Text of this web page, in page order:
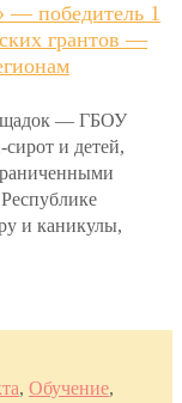
— победитель 1
грантов —
— ГБОУ
и детей,
и каникулы,
, Обучение,